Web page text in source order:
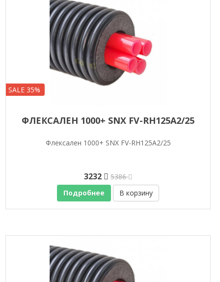
SALE 35%
ФЛЕКСАЛЕН 1000+ SNX FV-RH125A2/25
Флексален 1000+ SNX FV-RH125A2/25
3232
5386
Подробнее
В корзину